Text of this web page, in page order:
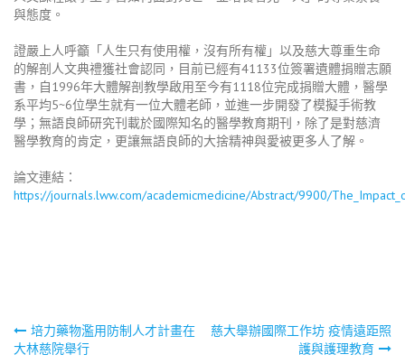
與態度。
證嚴上人呼籲「人生只有使用權，沒有所有權」以及慈大尊重生命
的解剖人文典禮獲社會認同，目前已經有41133位簽署遺體捐贈志願
書，自1996年大體解剖教學啟用至今有1118位完成捐贈大體，醫學
系平均5~6位學生就有一位大體老師，並進一步開發了模擬手術教
學；無語良師研究刊載於國際知名的醫學教育期刊，除了是對慈濟
醫學教育的肯定，更讓無語良師的大捨精神與愛被更多人了解。
論文連結：
https://journals.lww.com/academicmedicine/Abstract/9900/
文培力藥物濫用防制人才計畫在
大林慈院舉行
慈大舉辦國際工作坊 疫情遠距照
護與護理教育